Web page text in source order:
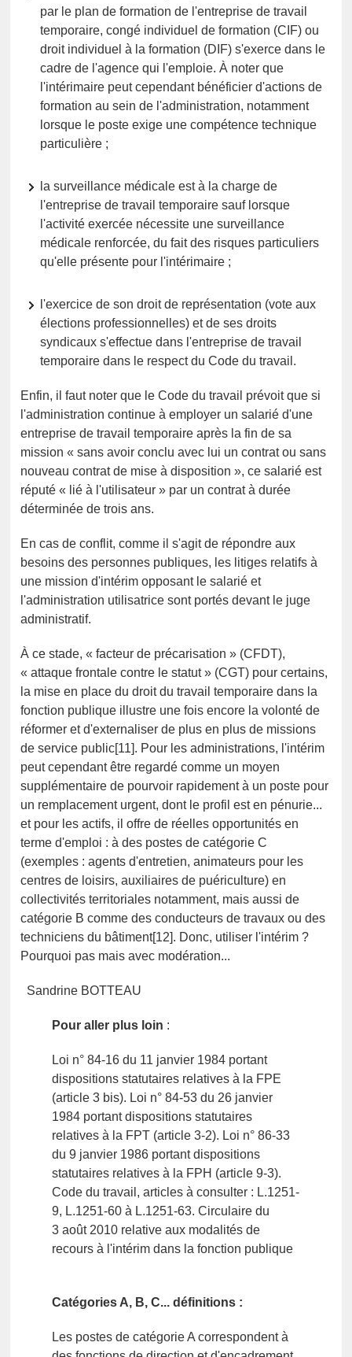
par le plan de formation de l'entreprise de travail
temporaire, congé individuel de formation (CIF) ou
droit individuel à la formation (DIF) s'exerce dans le
cadre de l'agence qui l'emploie. À noter que
l'intérimaire peut cependant bénéficier d'actions de
formation au sein de l'administration, notamment
lorsque le poste exige une compétence technique
particulière ;
la surveillance médicale est à la charge de
l'entreprise de travail temporaire sauf lorsque
l'activité exercée nécessite une surveillance
médicale renforcée, du fait des risques particuliers
qu'elle présente pour l'intérimaire ;
l'exercice de son droit de représentation (vote aux
élections professionnelles) et de ses droits
syndicaux s'effectue dans l'entreprise de travail
temporaire dans le respect du Code du travail.
Enfin, il faut noter que le Code du travail prévoit que si
l'administration continue à employer un salarié d'une
entreprise de travail temporaire après la fin de sa
mission « sans avoir conclu avec lui un contrat ou sans
nouveau contrat de mise à disposition », ce salarié est
réputé « lié à l'utilisateur » par un contrat à durée
déterminée de trois ans.
En cas de conflit, comme il s'agit de répondre aux
besoins des personnes publiques, les litiges relatifs à
une mission d'intérim opposant le salarié et
l'administration utilisatrice sont portés devant le juge
administratif.
À ce stade, « facteur de précarisation » (CFDT),
« attaque frontale contre le statut » (CGT) pour certains,
la mise en place du droit du travail temporaire dans la
fonction publique illustre une fois encore la volonté de
réformer et d'externaliser de plus en plus de missions
de service public[11]. Pour les administrations, l'intérim
peut cependant être regardé comme un moyen
supplémentaire de pourvoir rapidement à un poste pour
un remplacement urgent, dont le profil est en pénurie...
et pour les actifs, il offre de réelles opportunités en
terme d'emploi : à des postes de catégorie C
(exemples : agents d'entretien, animateurs pour les
centres de loisirs, auxiliaires de puériculture) en
collectivités territoriales notamment, mais aussi de
catégorie B comme des conducteurs de travaux ou des
techniciens du bâtiment[12]. Donc, utiliser l'intérim ?
Pourquoi pas mais avec modération...
Sandrine BOTTEAU
Pour aller plus loin :
Loi n° 84-16 du 11 janvier 1984 portant
dispositions statutaires relatives à la FPE
(article 3 bis). Loi n° 84-53 du 26 janvier
1984 portant dispositions statutaires
relatives à la FPT (article 3-2). Loi n° 86-33
du 9 janvier 1986 portant dispositions
statutaires relatives à la FPH (article 9-3).
Code du travail, articles à consulter : L.1251-
9, L.1251-60 à L.1251-63. Circulaire du
3 août 2010 relative aux modalités de
recours à l'intérim dans la fonction publique
Catégories A, B, C... définitions :
Les postes de catégorie A correspondent à